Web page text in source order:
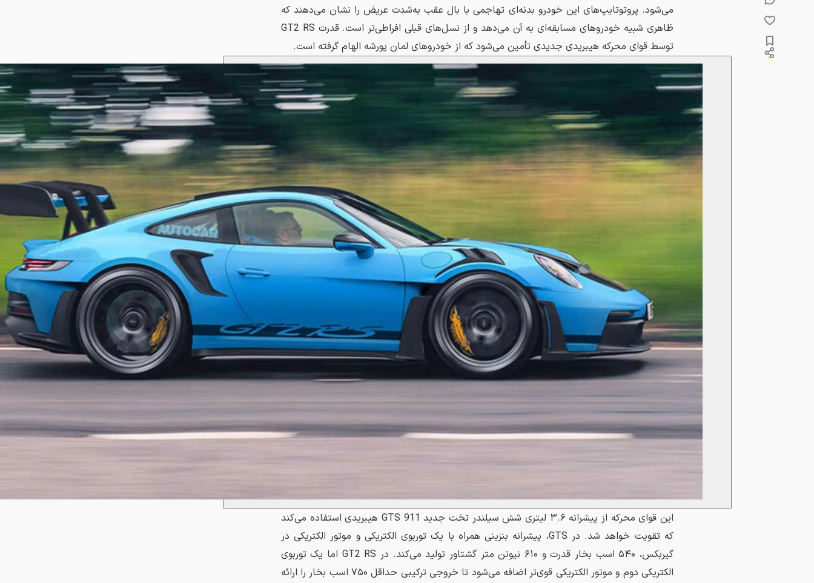
می‌شود. پروتوتایپ‌های این خودرو بدنه‌ای تهاجمی با بال عقب به‌شدت عریض را نشان می‌دهند که
ظاهری شبیه خودروهای مسابقه‌ای به آن می‌دهد و از نسل‌های قبلی افراطی‌تر است. قدرت GT2 RS
توسط قوای محرکه هیبریدی جدیدی تأمین می‌شود که از خودروهای لمان پورشه الهام گرفته است.
این قوای محرکه از پیشرانه ۳.۶ لیتری شش سیلندر تخت جدید 911 GTS هیبریدی استفاده می‌کند
که تقویت خواهد شد. در GTS، پیشرانه بنزینی همراه با یک توربوی الکتریکی و موتور الکتریکی در
گیربکس، ۵۴۰ اسب بخار قدرت و ۶۱۰ نیوتن متر گشتاور تولید می‌کند. در GT2 RS اما یک توربوی
الکتریکی دوم و موتور الکتریکی قوی‌تر اضافه می‌شود تا خروجی ترکیبی حداقل ۷۵۰ اسب بخار را ارائه